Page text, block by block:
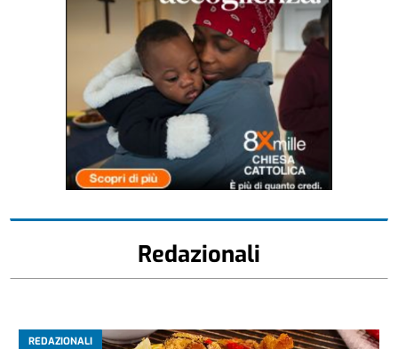
Redazionali
REDAZIONALI